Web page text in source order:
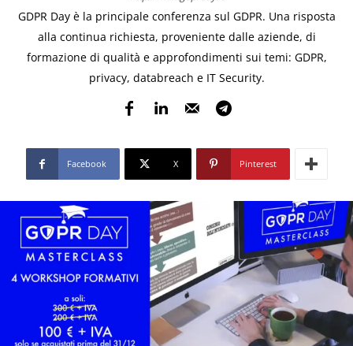
GDPR Day è la principale conferenza sul GDPR. Una risposta
alla continua richiesta, proveniente dalle aziende, di
formazione di qualità e approfondimenti sui temi: GDPR,
privacy, databreach e IT Security.
Facebook X Pinterest